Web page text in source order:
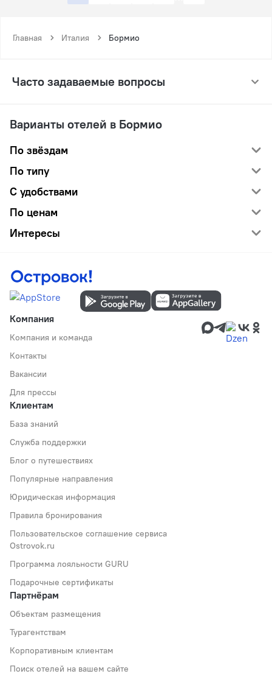
Главная Италия Бормио
Часто задаваемые вопросы
Варианты отелей в Бормио
По звёздам
По типу
С удобствами
По ценам
Интересы
Компания
Компания и команда
Контакты
Вакансии
Для прессы
Клиентам
База знаний
Служба поддержки
Блог о путешествиях
Популярные направления
Юридическая информация
Правила бронирования
Пользовательское соглашение сервиса
Ostrovok.ru
Программа лояльности GURU
Подарочные сертификаты
Партнёрам
Объектам размещения
Турагентствам
Корпоративным клиентам
Поиск отелей на вашем сайте